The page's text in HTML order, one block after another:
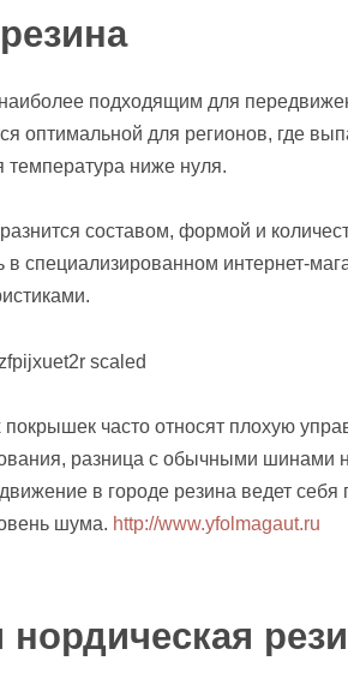
подходящим для
оптимальной для регионов, где
температура ниже нуля.
составом, формой и
специализированном интернет-
часто относят плохую
разница с обычными шинами
в городе резина ведет
шума. http://www.yfolmagaut.ru